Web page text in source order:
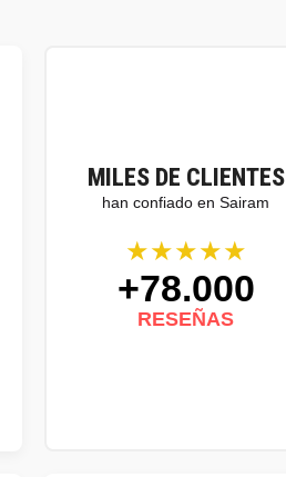
MILES DE CLIENTES
han confiado en Sairam
★★★★★
+78.000
RESEÑAS